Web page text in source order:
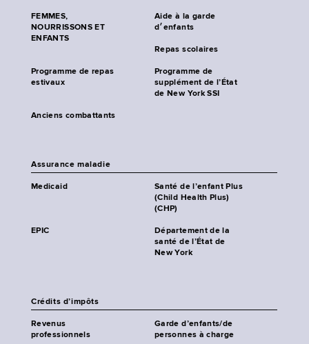
FEMMES,
NOURRISSONS ET
ENFANTS
Aide à la garde
d׳enfants
Repas scolaires
Programme de repas
estivaux
Programme de
supplément de l’État
de New York SSI
Anciens combattants
Assurance maladie
Medicaid
Santé de l’enfant Plus
(Child Health Plus)
(CHP)
EPIC
Département de la
santé de l’État de
New York
Crédits d’impôts
Revenus
professionnels
Garde d’enfants/de
personnes à charge